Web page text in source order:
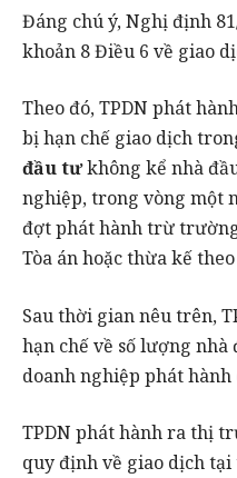
Đáng chú ý, Nghị định
khoản 8 Điều 6 về giao
Theo đó, TPDN phát
bị hạn chế giao dịch
đầu tưkhông kể nhà
nghiệp, trong vòng một
đợt phát hành trừ
Tòa án hoặc thừa kế
Sau thời gian nêu trên,
hạn chế về số lượng
doanh nghiệp phát
TPDN phát hành ra thị
quy định về giao dịch